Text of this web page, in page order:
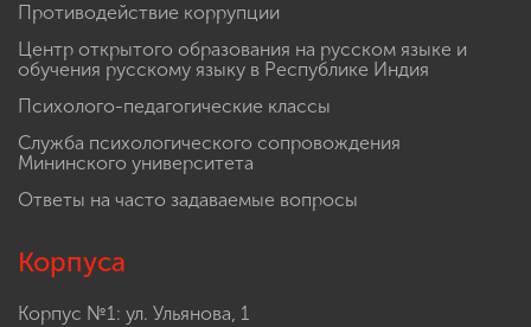
Противодействие коррупции
Центр открытого образования на русском языке и
обучения русскому языку в Республике Индия
Психолого-педагогические классы
Служба психологического сопровождения
Мининского университета
Ответы на часто задаваемые вопросы
Корпуса
Корпус №1: ул. Ульянова, 1